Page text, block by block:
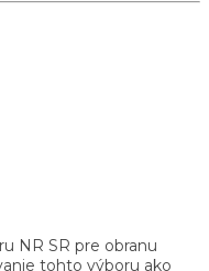
NR SR pre obranu
tohto výboru ako